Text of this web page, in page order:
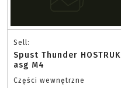
Sell:
Spust Thunder HOSTRUK
asg M4
Części wewnętrzne